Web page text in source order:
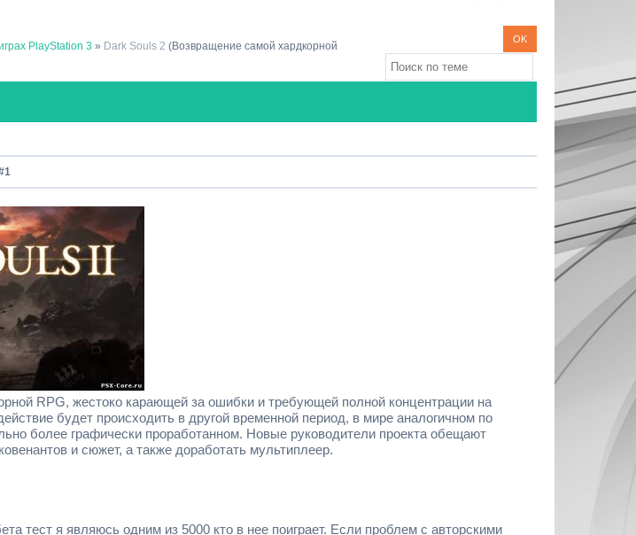
PlayStation 3 » Dark Souls 2 (Возвращение самой хардкорной
1
RPG, жестоко карающей за ошибки и требующей полной концентрации на
будет происходить в другой временной период, в мире аналогичном по
более графически проработанном. Новые руководители проекта обещают
и сюжет, а также доработать мультиплеер.
тест я являюсь одним из 5000 кто в нее поиграет. Если проблем с авторскими